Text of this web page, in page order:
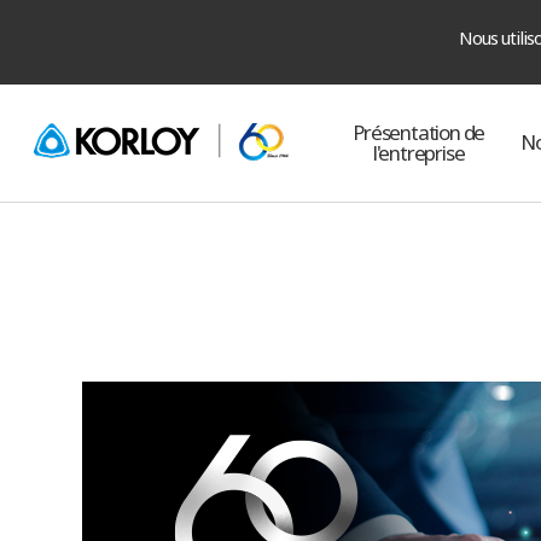
Nous
Présentation de
l'entreprise